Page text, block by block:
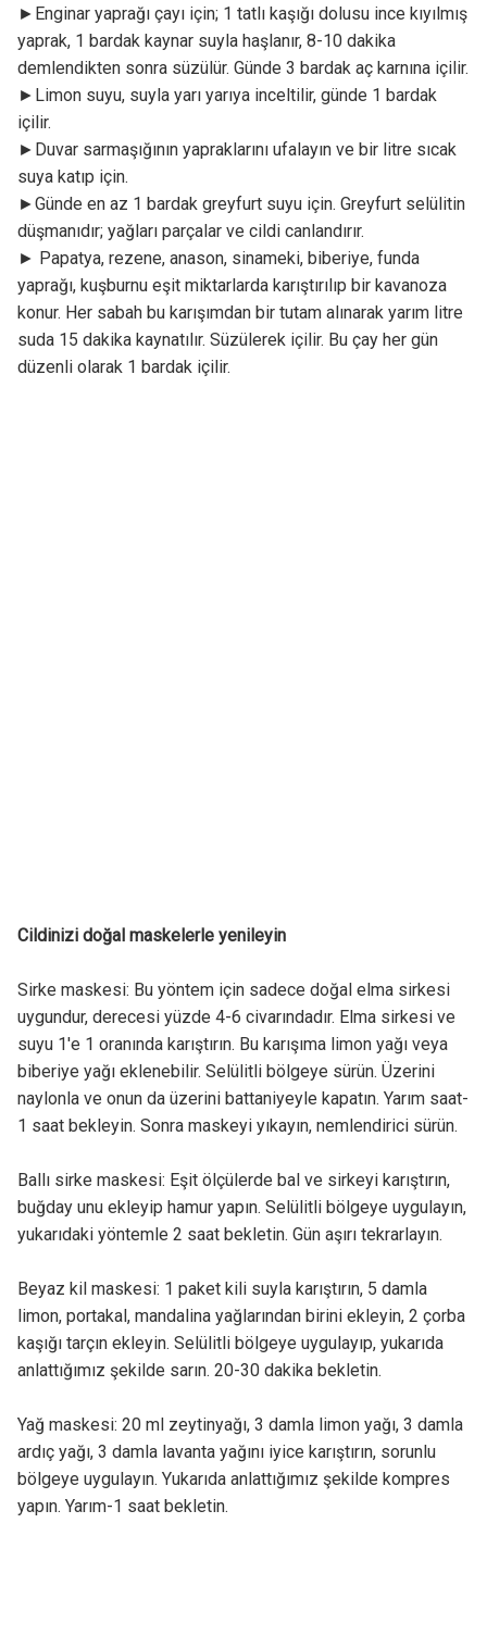
►Enginar yaprağı çayı için; 1 tatlı kaşığı dolusu ince kıyılmış
yaprak, 1 bardak kaynar suyla haşlanır, 8-10 dakika
demlendikten sonra süzülür. Günde 3 bardak aç karnına içilir.
►Limon suyu, suyla yarı yarıya inceltilir, günde 1 bardak
içilir.
►Duvar sarmaşığının yapraklarını ufalayın ve bir litre sıcak
suya katıp için.
►Günde en az 1 bardak greyfurt suyu için. Greyfurt selülitin
düşmanıdır; yağları parçalar ve cildi canlandırır.
► Papatya, rezene, anason, sinameki, biberiye, funda
yaprağı, kuşburnu eşit miktarlarda karıştırılıp bir kavanoza
konur. Her sabah bu karışımdan bir tutam alınarak yarım litre
suda 15 dakika kaynatılır. Süzülerek içilir. Bu çay her gün
düzenli olarak 1 bardak içilir.
Cildinizi doğal maskelerle yenileyin
Sirke maskesi: Bu yöntem için sadece doğal elma sirkesi
uygundur, derecesi yüzde 4-6 civarındadır. Elma sirkesi ve
suyu 1'e 1 oranında karıştırın. Bu karışıma limon yağı veya
biberiye yağı eklenebilir. Selülitli bölgeye sürün. Üzerini
naylonla ve onun da üzerini battaniyeyle kapatın. Yarım saat-
1 saat bekleyin. Sonra maskeyi yıkayın, nemlendirici sürün.
Ballı sirke maskesi: Eşit ölçülerde bal ve sirkeyi karıştırın,
buğday unu ekleyip hamur yapın. Selülitli bölgeye uygulayın,
yukarıdaki yöntemle 2 saat bekletin. Gün aşırı tekrarlayın.
Beyaz kil maskesi: 1 paket kili suyla karıştırın, 5 damla
limon, portakal, mandalina yağlarından birini ekleyin, 2 çorba
kaşığı tarçın ekleyin. Selülitli bölgeye uygulayıp, yukarıda
anlattığımız şekilde sarın. 20-30 dakika bekletin.
Yağ maskesi: 20 ml zeytinyağı, 3 damla limon yağı, 3 damla
ardıç yağı, 3 damla lavanta yağını iyice karıştırın, sorunlu
bölgeye uygulayın. Yukarıda anlattığımız şekilde kompres
yapın. Yarım-1 saat bekletin.